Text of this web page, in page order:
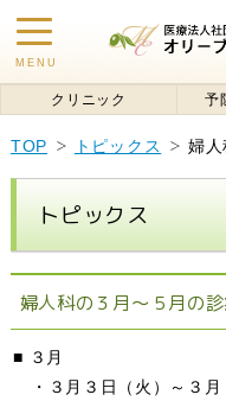
toggle
navigation
MENU
クリニック 予
TOP トピックス 婦
トピックス
婦人科の３月～５月の
■ ３月
・３月３日（火）～３月